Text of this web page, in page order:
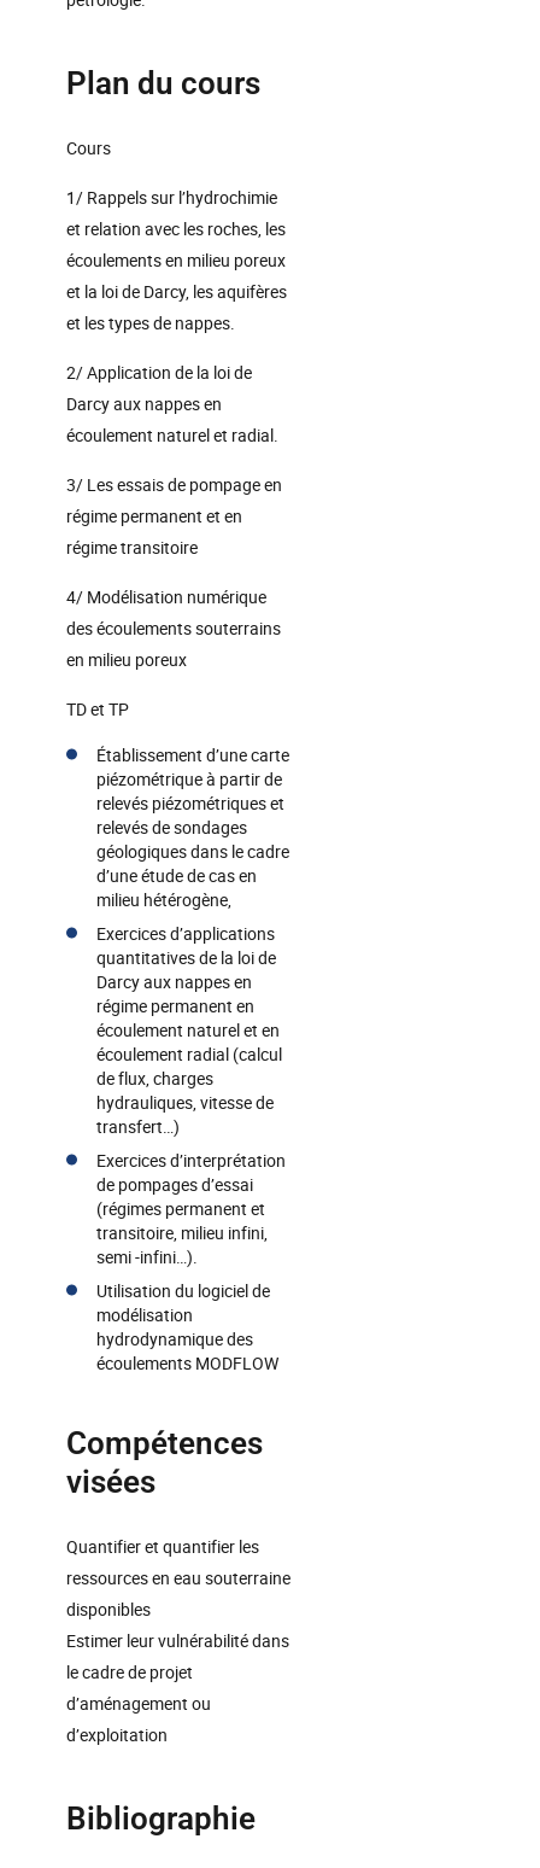
Plan du cours
Cours
1/ Rappels sur l’hydrochimie
et relation avec les roches, les
écoulements en milieu poreux
et la loi de Darcy, les aquifères
et les types de nappes.
2/ Application de la loi de
Darcy aux nappes en
écoulement naturel et radial.
3/ Les essais de pompage en
régime permanent et en
régime transitoire
4/ Modélisation numérique
des écoulements souterrains
en milieu poreux
TD et TP
Établissement d’une carte
piézométrique à partir de
relevés piézométriques et
relevés de sondages
géologiques dans le cadre
d’une étude de cas en
milieu hétérogène,
Exercices d’applications
quantitatives de la loi de
Darcy aux nappes en
régime permanent en
écoulement naturel et en
écoulement radial (calcul
de flux, charges
hydrauliques, vitesse de
transfert…)
Exercices d’interprétation
de pompages d’essai
(régimes permanent et
transitoire, milieu infini,
semi -infini…).
Utilisation du logiciel de
modélisation
hydrodynamique des
écoulements MODFLOW
Compétences
visées
Quantifier et quantifier les
ressources en eau souterraine
disponibles
Estimer leur vulnérabilité dans
le cadre de projet
d’aménagement ou
d’exploitation
Bibliographie